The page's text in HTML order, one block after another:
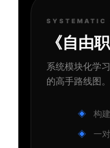
SYSTEMATIC
《自由
系统模块化学
的高手路线图。
构
一